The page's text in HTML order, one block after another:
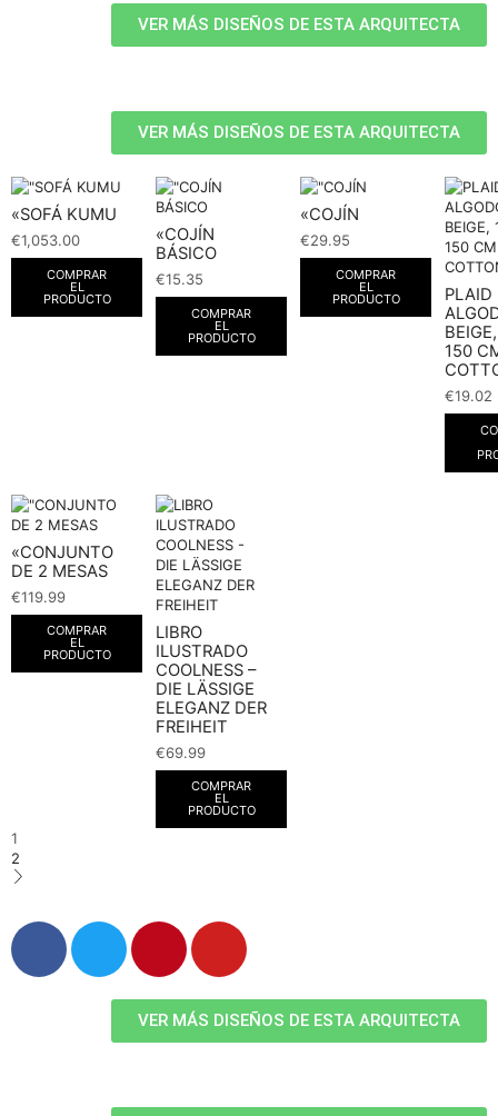
VER MÁS DISEÑOS DE ESTA ARQUITECTA
VER MÁS DISEÑOS DE ESTA ARQUITECTA
«SOFÁ KUMU
€1,053.00
COMPRAR
EL
PRODUCTO
«COJÍN
BÁSICO
€15.35
COMPRAR
EL
PRODUCTO
«COJÍN
€29.95
COMPRAR
EL
PRODUCTO
PLAID
150
€19.02
«CONJUNTO
DE 2 MESAS
€119.99
COMPRAR
EL
PRODUCTO
LIBRO
ILUSTRADO
COOLNESS –
DIE LÄSSIGE
ELEGANZ DER
FREIHEIT
€69.99
COMPRAR
EL
PRODUCTO
1
2
VER MÁS DISEÑOS DE ESTA ARQUITECTA